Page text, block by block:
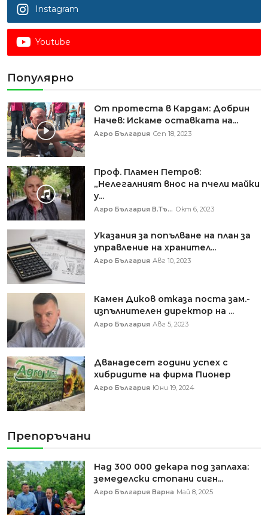
Instagram
Youtube
Популярно
От протеста в Кардам: Добрин
Начев: Искаме оставката на...
Агро България Сеп 18, 2023
Проф. Пламен Петров:
„Нелегалният внос на пчели майки
у...
Агро България В.Тъ... Окт 6, 2023
Указания за попълване на план за
управление на хранител...
Агро България Авг 10, 2023
Камен Диков отказа поста зам.-
изпълнителен директор на ...
Агро България Авг 5, 2023
Дванадесет години успех с
хибридите на фирма Пионер
Агро България Юни 19, 2024
Препоръчани
Над 300 000 декара под заплаха:
земеделски стопани сигн...
Агро България Варна Май 8, 2025